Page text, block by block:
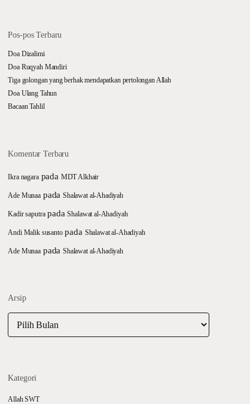
Pos-pos Terbaru
Doa Dizalimi
Doa Ruqyah Mandiri
Tiga golongan yang berhak mendapatkan pertolongan Allah
Doa Ulang Tahun
Bacaan Tahlil
Komentar Terbaru
Ikra nagarapada MDT Alkhair
Ade Munaa padaShalawat al-Ahadiyah
Kadir saputrapadaShalawat al-Ahadiyah
Andi Malik susantopada Shalawat al-Ahadiyah
Ade Munaa padaShalawat al-Ahadiyah
Arsip
Kategori
Allah SWT